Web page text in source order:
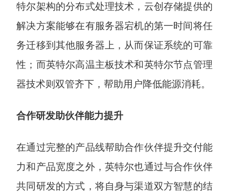
特尔架构的分布式处理技术，云创存储提供的
解决方案能够在有服务器宕机的第一时间将任
务迁移到其他服务器上，从而保证系统的可靠
性；而英特尔高温主板技术和英特尔节点管理
器技术则双管齐下，帮助用户降低能源消耗。
合作研发助伙伴能力提升
在通过完整的产品线帮助合作伙伴提升交付能
力和产品宽度之外，英特尔也通过与合作伙伴
共同研发的方式，将自身与渠道双方智慧的结